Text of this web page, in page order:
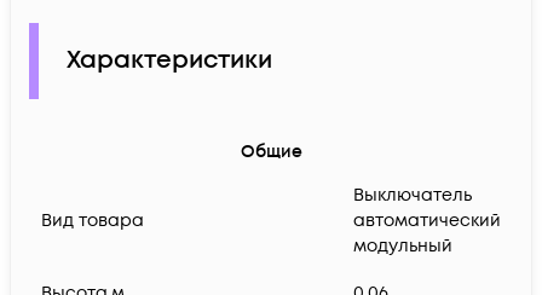
Характеристики
Общие
Вид товара
Выключатель
автоматический
модульный